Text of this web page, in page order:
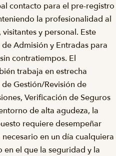
contacto para el pre-registro
la profesionalidad al
y personal. Este
Admisión y Entradas para
contratiempos. El
trabaja en estrecha
Gestión/Revisión de
Verificación de Seguros
de alta agudeza, la
requiere desempeñar
en un día cualquiera
el que la seguridad y la